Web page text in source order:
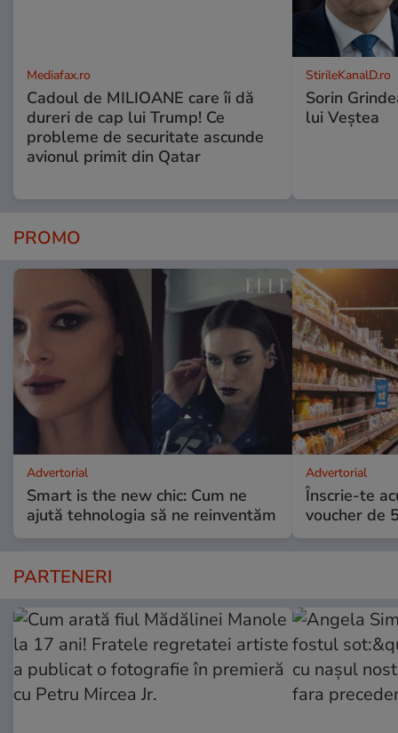
Mediafax.ro
Cadoul de MILIOANE care îi dă
dureri de cap lui Trump! Ce
probleme de securitate ascunde
avionul primit din Qatar
StirileKanalD.ro
Sorin
lui Veștea
PROMO
Advertorial
Smart is the new chic: Cum ne
ajută tehnologia să ne reinventăm
Advertorial
Înscrie-te
voucher de
PARTENERI